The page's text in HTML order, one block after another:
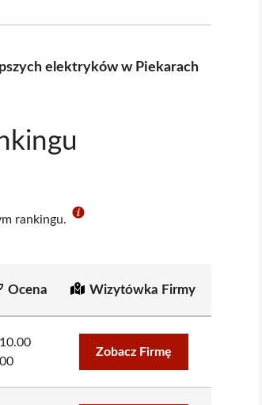
(Twitter)
elektryków w Piekarach
rankingu.
Ocena Wizytówka Firmy
10.00
Zobacz Firmę